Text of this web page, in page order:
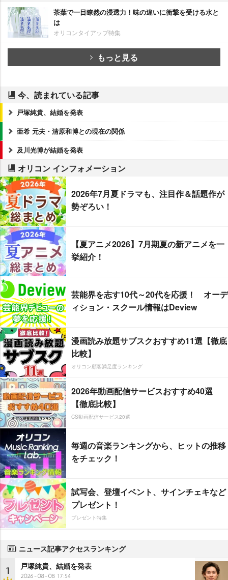
茶葉で一目瞭然の浸透力！味の違いに衝撃を受ける水と
は
オリコンタイアップ特集
もっと見る
今、読まれている記事
戸塚純貴、結婚を発表
亜希 元夫・清原和博との現在の関係
及川光博が結婚を発表
オリコン インフォメーション
2026年7月夏ドラマも、注目作＆話題作が
勢ぞろい！
【夏アニメ2026】7月期夏の新アニメを一
挙紹介！
芸能界を志す10代～20代を応援！ オーデ
ィション・スクール情報はDeview
漫画読み放題サブスクおすすめ11選【徹底
比較】
オリコン顧客満足度ランキング
2026年動画配信サービスおすすめ40選
【徹底比較】
CS動画配信サービス20選
毎週の音楽ランキングから、ヒットの推移
をチェック！
試写会、登壇イベント、サインチェキなど
プレゼント！
プレゼント特集
ニュース記事アクセスランキング
1 戸塚純貴、結婚を発表
2026-08-08 17:54